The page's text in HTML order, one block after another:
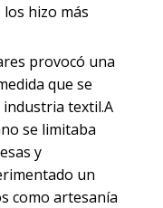
hizo más
provocó una
que se
industria textil.A
se limitaba
y
un
como artesanía